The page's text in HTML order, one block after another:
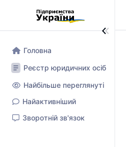
Головна
Реєстр юридичних осіб
Найбільше переглянуті
Найактивніший
Зворотній зв'язок